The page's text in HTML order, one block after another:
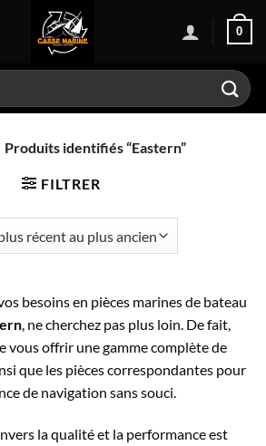
0
Produits identifiés “Eastern”
FILTRER
besoins en pièces marines de bateau
, ne cherchez pas plus loin. De fait,
vous offrir une gamme complète de
que les pièces correspondantes pour
de navigation sans souci.
la qualité et la performance est